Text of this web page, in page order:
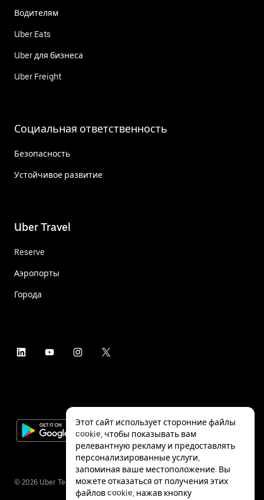
Водителям
Uber Eats
Uber для бизнеса
Uber Freight
Социальная ответственность
Безопасность
Устойчивое развитие
Uber Travel
Reserve
Аэропорты
Города
© 2026 Uber Technologies Inc.
Этот сайт использует сторонние файлы
cookie, чтобы показывать вам
релевантную рекламу и предоставлять
персонализированные услуги,
запоминая ваше местоположение. Вы
можете отказаться от получения этих
файлов cookie, нажав кнопку